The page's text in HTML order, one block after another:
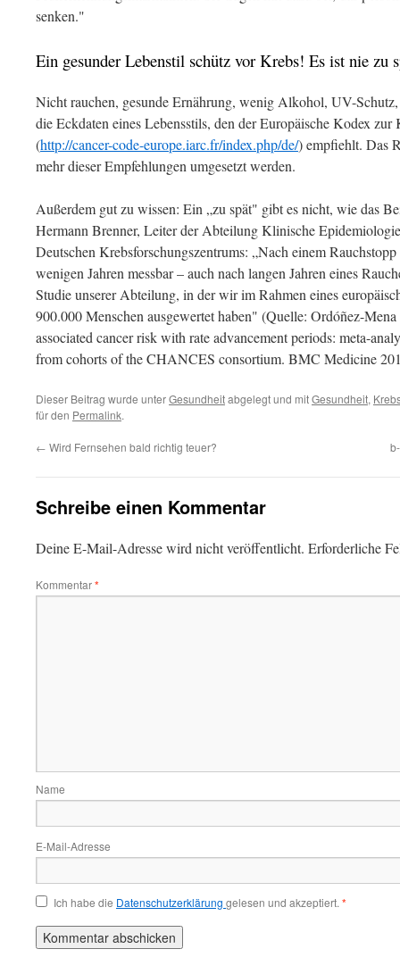
senken."
Ein gesunder Lebenstil schütz vor Krebs! Es ist nie zu
Nicht rauchen, gesunde Ernährung, wenig Alkohol, UV-
die Eckdaten eines Lebensstils, den der Europäische Kodex
(http://cancer-code-europe.iarc.fr/index.php/de/) empfiehlt. Das
mehr dieser Empfehlungen umgesetzt werden.
Außerdem gut zu wissen: Ein „zu spät" gibt es nicht, wie das
Hermann Brenner, Leiter der Abteilung Klinische
Deutschen Krebsforschungszentrums: „Nach einem
wenigen Jahren messbar – auch nach langen Jahren eines
Studie unserer Abteilung, in der wir im Rahmen eines
900.000 Menschen ausgewertet haben" (Quelle: Ordóñez-
associated cancer risk with rate advancement periods: meta-
from cohorts of the CHANCES consortium. BMC Medicine
Dieser Beitrag wurde unterGesundheitabgelegt und mitGesundheit,
für den Permalink.
← Wird Fernsehen bald richtig teuer?
Schreibe einen Kommentar
Deine E-Mail-Adresse wird nicht veröffentlicht. Erforderliche
Kommentar*
Name
E-Mail-Adresse
Ich habe die Datenschutzerklärung gelesen und akzeptiert. *